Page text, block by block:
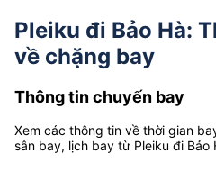
Pleiku đi Bảo Hà:
về chặng bay
Thông tin chuyến bay
Xem các thông tin về thời gian
sân bay, lịch bay từ Pleiku đi Bảo